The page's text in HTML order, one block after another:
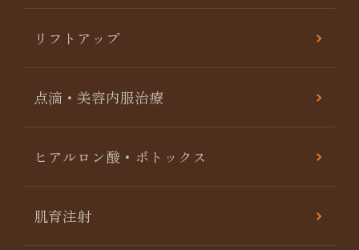
リフトアップ
点滴・美容内服治療
ヒアルロン酸・ボトックス
肌育注射